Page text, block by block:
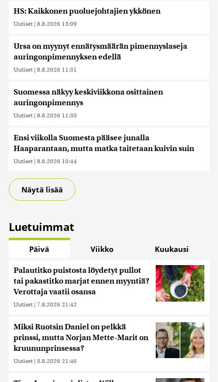
HS: Kaikkonen puoluejohtajien ykkönen
Uutiset | 8.8.2026 13:09
Ursa on myynyt ennätysmäärän pimennyslaseja
auringonpimennyksen edellä
Uutiset | 8.8.2026 11:31
Suomessa näkyy keskiviikkona osittainen
auringonpimennys
Uutiset | 8.8.2026 11:30
Ensi viikolla Suomesta pääsee junalla
Haaparantaan, mutta matka taitetaan kuivin suin
Uutiset | 8.8.2026 10:44
Näytä lisää
Luetuimmat
Päivä Viikko Kuukausi
Palautitko puistosta löydetyt pullot
tai pakastitko marjat ennen myyntiä?
Verottaja vaatii osansa
Uutiset | 7.8.2026 21:42
Miksi Ruotsin Daniel on pelkkä
prinssi, mutta Norjan Mette-Marit on
kruununprinsessa?
Uutiset | 3.8.2026 21:46